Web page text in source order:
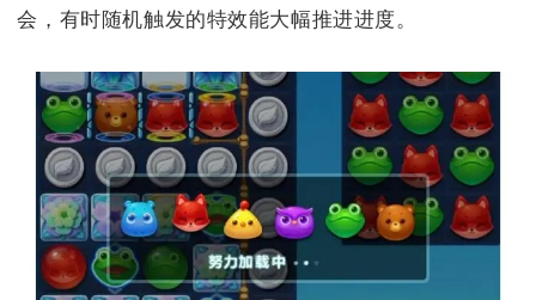
会，有时随机触发的特效能大幅推进进度。